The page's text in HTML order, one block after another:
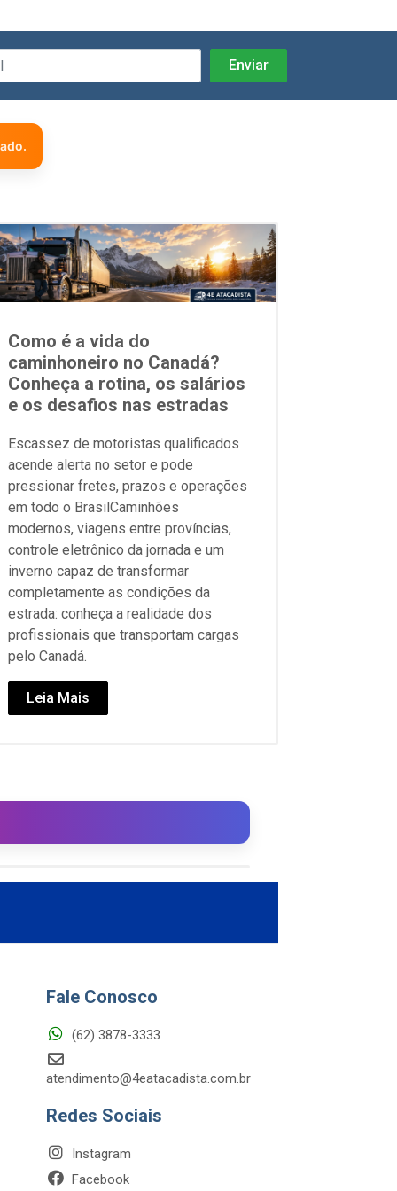
Como é a vida do
caminhoneiro no Canadá?
Conheça a rotina, os salários
e os desafios nas estradas
Escassez de motoristas qualificados
acende alerta no setor e pode
pressionar fretes, prazos e operações
em todo o BrasilCaminhões
modernos, viagens entre províncias,
controle eletrônico da jornada e um
inverno capaz de transformar
completamente as condições da
estrada: conheça a realidade dos
profissionais que transportam cargas
pelo Canadá.
Leia Mais
Fale Conosco
(62) 3878-3333
atendimento@4eatacadista.com.br
Redes Sociais
Instagram
Facebook